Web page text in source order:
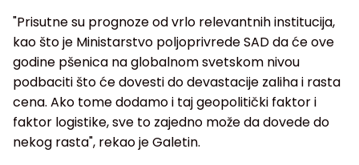
"Prisutne su prognoze od vrlo relevantnih institucija,
kao što je Ministarstvo poljoprivrede SAD da će ove
godine pšenica na globalnom svetskom nivou
podbaciti što će dovesti do devastacije zaliha i rasta
cena. Ako tome dodamo i taj geopolitički faktor i
faktor logistike, sve to zajedno može da dovede do
nekog rasta", rekao je Galetin.